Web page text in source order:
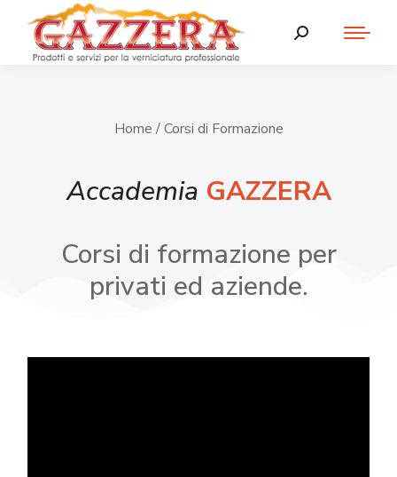
Home / Corsi di Formazione
Accademia GAZZERA
Corsi di formazione per
privati ed aziende.